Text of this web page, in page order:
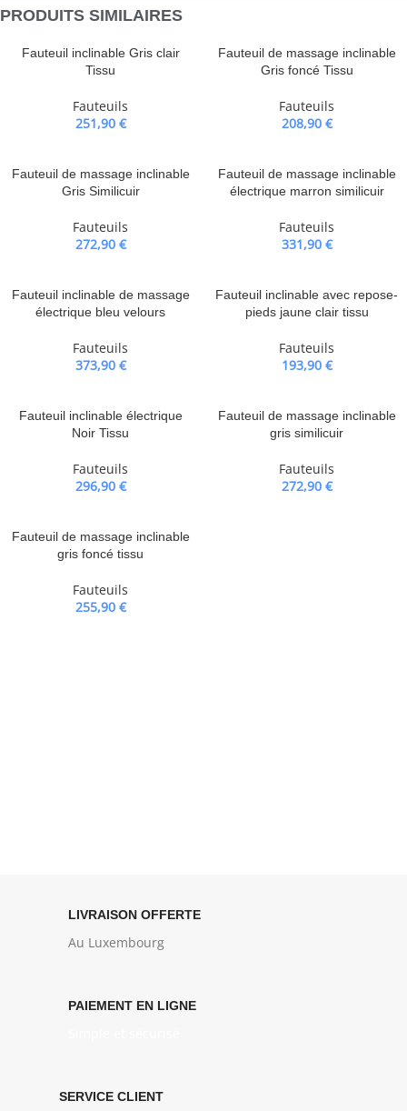
PRODUITS SIMILAIRES
Fauteuil inclinable Gris clair
Tissu
Fauteuils
251,90 €
Fauteuil de massage inclinable
Gris foncé Tissu
Fauteuils
208,90 €
Fauteuil de massage inclinable
Gris Similicuir
Fauteuils
272,90 €
Fauteuil de massage inclinable
électrique marron similicuir
Fauteuils
331,90 €
Fauteuil inclinable de massage
électrique bleu velours
Fauteuils
373,90 €
Fauteuil inclinable avec repose-
pieds jaune clair tissu
Fauteuils
193,90 €
Fauteuil inclinable électrique
Noir Tissu
Fauteuils
296,90 €
Fauteuil de massage inclinable
gris similicuir
Fauteuils
272,90 €
Fauteuil de massage inclinable
gris foncé tissu
Fauteuils
255,90 €
LIVRAISON OFFERTE
Au Luxembourg
PAIEMENT EN LIGNE
SERVICE CLIENT